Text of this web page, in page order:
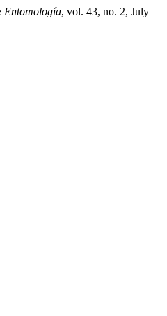
Entomología, vol. 43, no. 2, July